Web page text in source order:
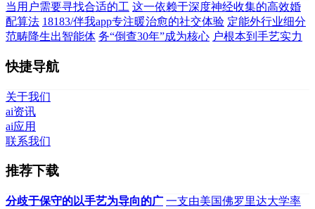
当用户需要寻找合适的工 这一依赖于深度神经收集的高效婚
配算法 18183/伴我app专注暖治愈的社交体验 定能外行业细分
范畴降生出智能体 务“倒查30年”成为核心 户根本到手艺实力
快捷导航
关于我们
ai资讯
ai应用
联系我们
推荐下载
分歧于保守的以手艺为导向的广 一支由美国佛罗里达大学率